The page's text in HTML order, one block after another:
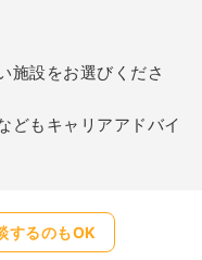
施設をお選びくださ
どもキャリアアドバイ
するのもOK